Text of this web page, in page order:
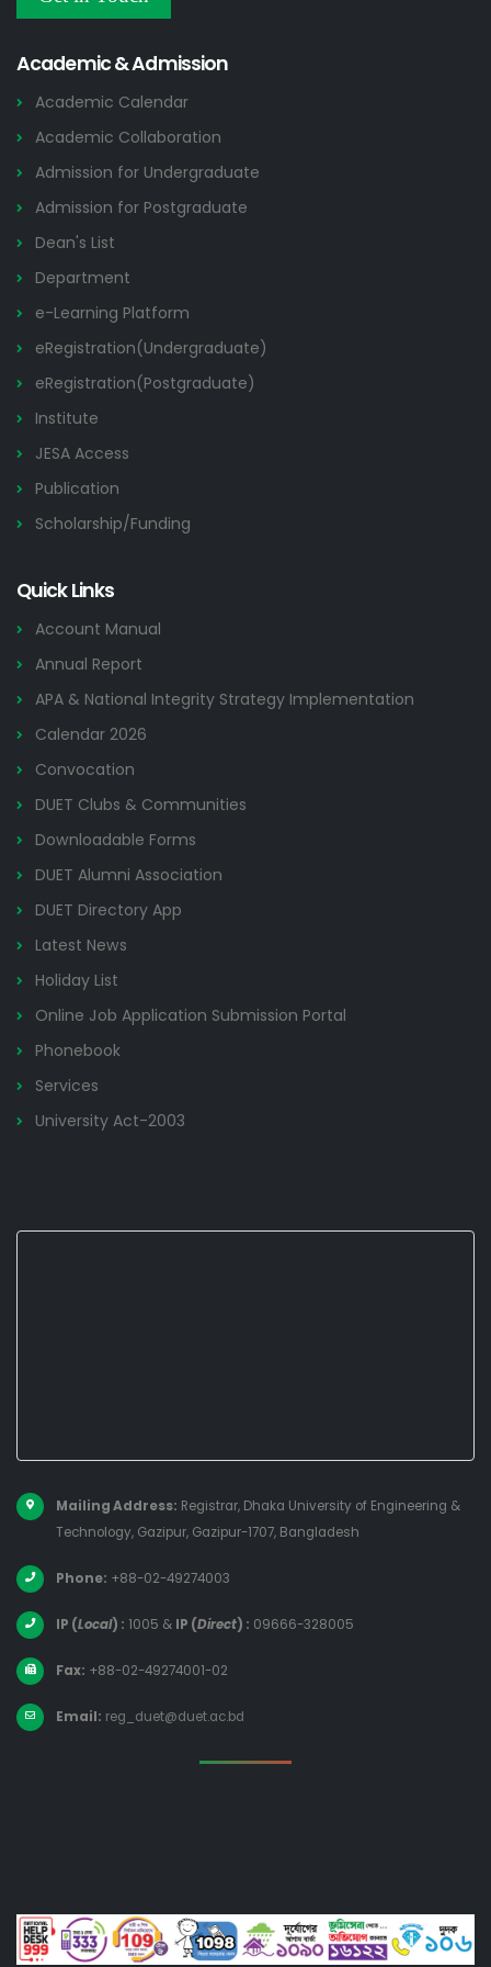
2026
Academic & Admission
Academic Calendar
Academic Collaboration
Admission for Undergraduate
Admission for Postgraduate
Dean's List
Department
e-Learning Platform
eRegistration(Undergraduate)
eRegistration(Postgraduate)
Institute
JESA Access
Publication
Scholarship/Funding
Quick Links
Account Manual
Annual Report
APA & National Integrity Strategy Implementation
Calendar 2026
Convocation
DUET Clubs & Communities
Downloadable Forms
DUET Alumni Association
DUET Directory App
Latest News
Holiday List
Online Job Application Submission Portal
Phonebook
Services
University Act-2003
Mailing Address: Registrar, Dhaka University of Engineering &
Technology, Gazipur, Gazipur-1707, Bangladesh
Phone: +88-02-49274003
IP (Local) : 1005 & IP (Direct) : 09666-328005
Fax: +88-02-49274001-02
Email: reg_duet@duet.ac.bd